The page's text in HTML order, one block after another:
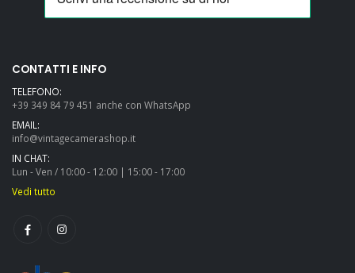
CONTATTI E INFO
TELEFONO:
+39 349 84 79 451 anche con WhatsApp
EMAIL:
info@vintagecamerashop.it
IN CHAT:
Lun - Ven / 10:00 - 12:00 | 15:00 - 17:00
Vedi tutto